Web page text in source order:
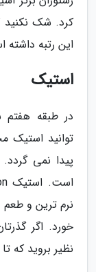
کرد. شک نکنید
این رتبه
استیک
در طبقه هفتم
توانید استیک
پیدا نمی
نرم ترین و
خورد. اگر
نظیر بروید که